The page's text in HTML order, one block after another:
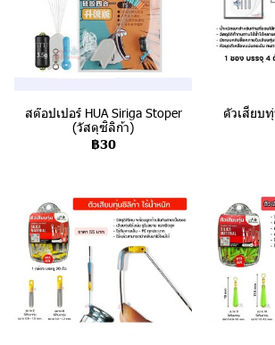
สต๊อปเปอร์ HUA Siriga Stoper
(วัสดุซิลิก้า)
฿30
ตัวเสียบ